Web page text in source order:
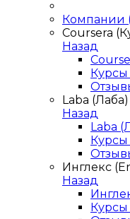
Компании
Coursera
Назад
Курсы
Laba (Лаба)
Назад
Laba
Курсы
Инглекс
Назад
Курсы